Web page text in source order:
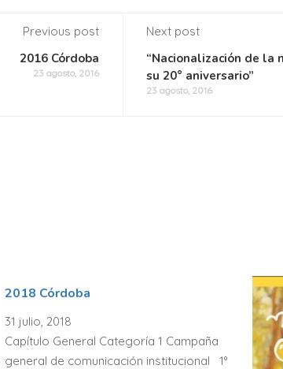
Previous post
2016 Córdoba
23 agosto, 2016
Next post
“Nacionalización de la
su 20° aniversario”
23 agosto, 2016
2018 Córdoba
31 julio, 2018
Capítulo General Categoría 1 Campaña
general de comunicación institucional 1°